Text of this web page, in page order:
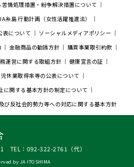
情処理措置・紛争解決措置について
糸島 行動計画（女性活躍推進法）
表について
ソーシャルメディアポリシー
金融商品の勧誘方針
購買事業取引約款
運営に関する取組方針
健康宣言の証
休業取得率等の公表について
に関する基本方針の制定について
び反社会的勢力等への対応に関する基本方針
TEL：092-322-2761（代）
by JA ITOSHIMA